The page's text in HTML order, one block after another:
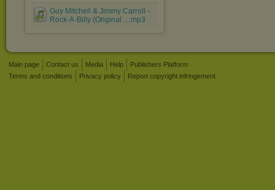
Guy Mitchell & Jimmy Carroll -
Rock-A-Billy (Original ....mp3
Main page Contact us Media Help
Publishers Platform
Terms and conditions
Privacy policy Report copyright infringement